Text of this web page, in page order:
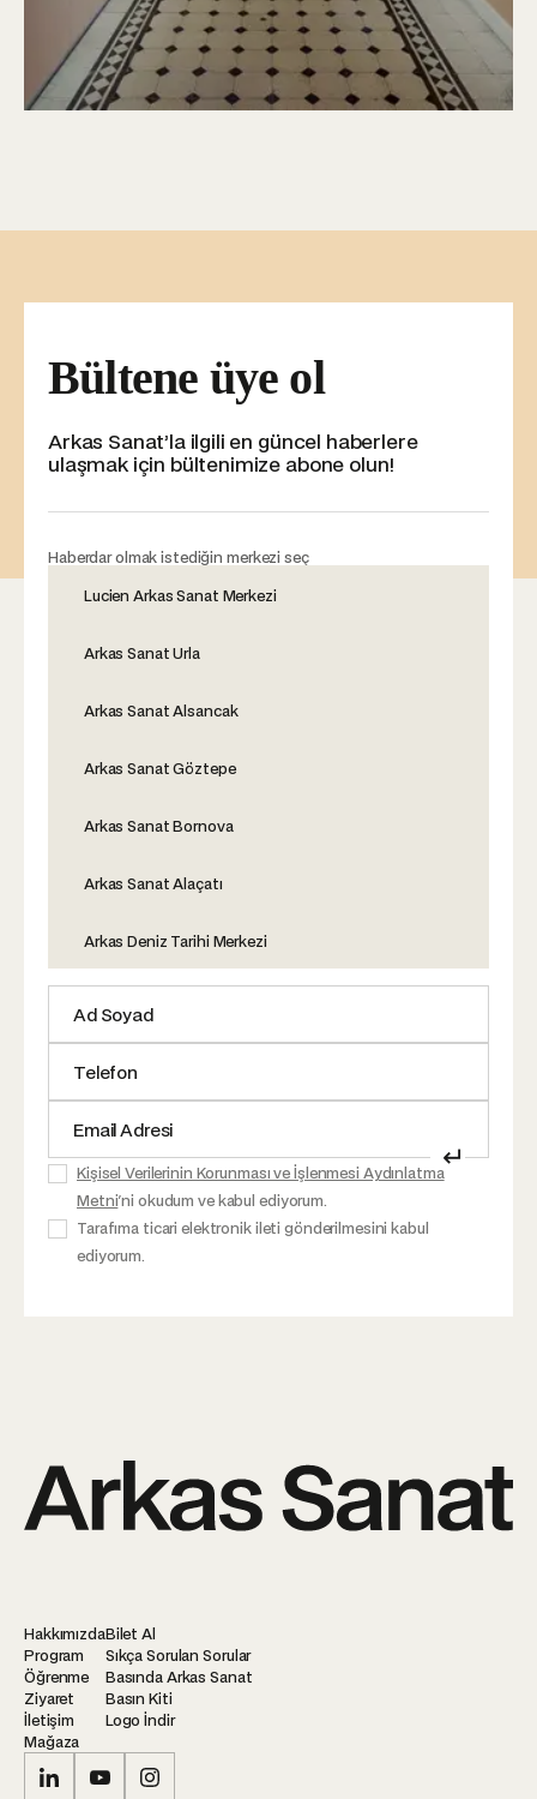
Bültene üye ol
Arkas Sanat’la ilgili en güncel haberlere
ulaşmak için bültenimize abone olun!
Haberdar olmak istediğin merkezi seç
Lucien Arkas Sanat Merkezi
Arkas Sanat Urla
Arkas Sanat Alsancak
Arkas Sanat Göztepe
Arkas Sanat Bornova
Arkas Sanat Alaçatı
Arkas Deniz Tarihi Merkezi
Kişisel Verilerinin Korunması ve İşlenmesi Aydınlatma
Metni'ni okudum ve kabul ediyorum.
Tarafıma ticari elektronik ileti gönderilmesini kabul
ediyorum.
↵
Hakkımızda
Program
Öğrenme
Ziyaret
İletişim
Mağaza
Bilet Al
Sıkça Sorulan Sorular
Basında Arkas Sanat
Basın Kiti
Logo İndir